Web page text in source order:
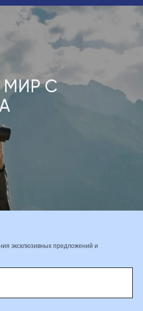
МИР С
эксклюзивных предложений и